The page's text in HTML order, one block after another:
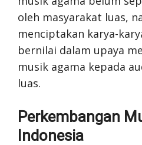
oleh masyarakat luas,
menciptakan karya-
bernilai dalam upaya
musik agama kepada
luas.
Perkembangan
Indonesia